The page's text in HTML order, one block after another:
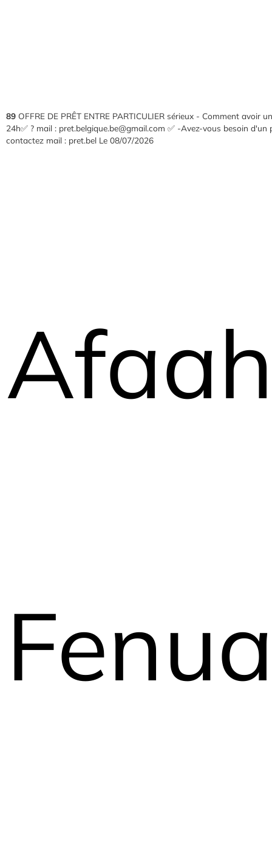
89 OFFRE DE PRÊT ENTRE PARTICULIER sérieux - Comment avoir
24h✅ ? mail : pret.belgique.be@gmail.com ✅ -Avez-vous besoin
contactez mail : pret.bel Le 08/07/2026